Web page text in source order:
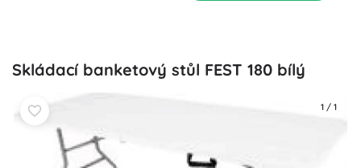
Skládací banketový stůl FEST 180 bílý
1 / 1